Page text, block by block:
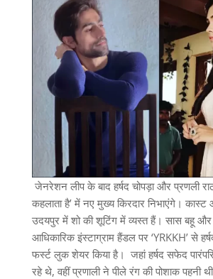
जेनरेशन लीप के बाद हर्षद चोपड़ा और प्रणली
कहलाता है’ में नए मुख्य किरदार निभाएंगे।
उदयपुर में शो की शूटिंग में व्यस्त हैं। सास बहू
आधिकारिक इंस्टाग्राम हैंडल पर ‘YRKKH’ से
फर्स्ट लुक शेयर किया है। जहां हर्षद सफेद
रहे थे, वहीं प्रणाली ने पीले रंग की पोशाक पहनी